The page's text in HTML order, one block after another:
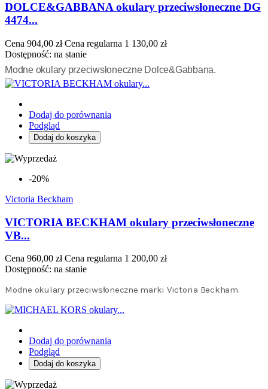
DOLCE&GABBANA okulary przeciwsłoneczne DG
4474...
Cena 904,00 zł Cena regularna 1 130,00 zł
Dostępność: na stanie
Modne okulary przeciwsłoneczne Dolce&Gabbana.
Dodaj do porównania
Podgląd
Dodaj do koszyka
-20%
Victoria Beckham
VICTORIA BECKHAM okulary przeciwsłoneczne
VB...
Cena 960,00 zł Cena regularna 1 200,00 zł
Dostępność: na stanie
Modne okulary przeciwsłoneczne marki Victoria Beckham.
Dodaj do porównania
Podgląd
Dodaj do koszyka